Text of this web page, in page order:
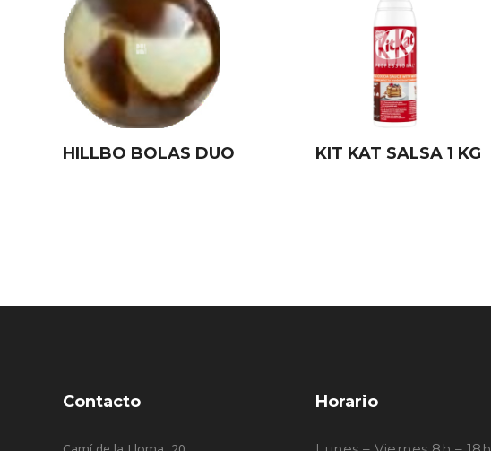
HILLBO BOLAS DUO KIT KAT SALSA 1 KG
Contacto Horario